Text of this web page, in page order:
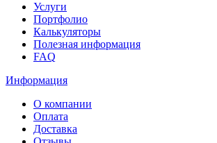
Услуги
Портфолио
Калькуляторы
Полезная информация
FAQ
Информация
О компании
Оплата
Доставка